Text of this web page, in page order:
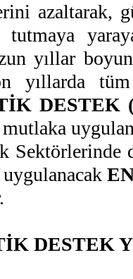
azaltarak,
tutmaya
yıllar
yıllarda
DESTEK
Sektörlerinde
DESTEK